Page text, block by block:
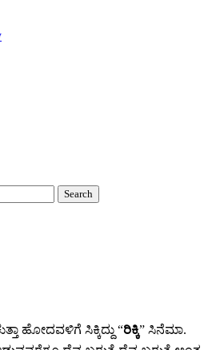
ಹೋದವಳಿಗೆ ಸಿಕ್ಕಿದ್ದು “ರಿಕ್ಕಿ” ಸಿನೆಮಾ.